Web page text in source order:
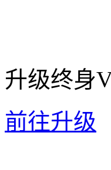
升级终身
前往升级